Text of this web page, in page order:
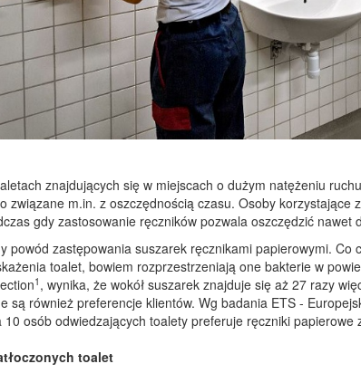
znajdujących się w miejscach o dużym natężeniu
związane m.in. z oszczędnością czasu. Osoby
gdy zastosowanie ręczników pozwala oszczędzić
powód zastępowania suszarek ręcznikami papierowymi.
toalet, bowiem rozprzestrzeniają one bakterie w
1 , wynika, że wokół suszarek znajduje się aż 27 razy
są również preferencje klientów. Wg badania ETS -
10 osób odwiedzających toalety preferuje ręczniki papierowe
toalet